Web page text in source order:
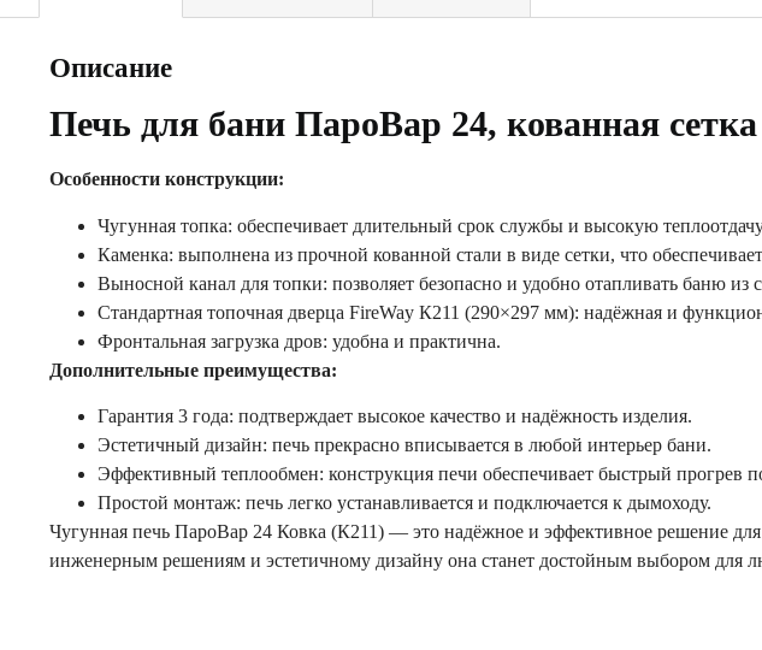
Описание
Печь для бани ПароВар 24, кованная сетка
Особенности конструкции:
Чугунная топка: обеспечивает длительный срок службы и высокую
Каменка: выполнена из прочной кованной стали в виде сетки, что
Выносной канал для топки: позволяет безопасно и удобно отапливать баню
Стандартная топочная дверца FireWay К211 (290×297 мм): надёжная и
Фронтальная загрузка дров: удобна и практична.
Дополнительные преимущества:
Гарантия 3 года: подтверждает высокое качество и надёжность изделия.
Эстетичный дизайн: печь прекрасно вписывается в любой интерьер бани.
Эффективный теплообмен: конструкция печи обеспечивает быстрый прогрев
Простой монтаж: печь легко устанавливается и подключается к дымоходу.
Чугунная печь ПароВар 24 Ковка (К211) — это надёжное и эффективное решение
инженерным решениям и эстетичному дизайну она станет достойным выбором для